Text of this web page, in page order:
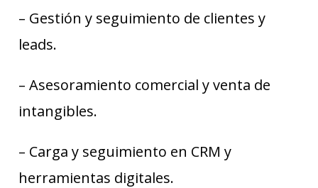
– Gestión y seguimiento de clientes y
leads.
– Asesoramiento comercial y venta de
intangibles.
– Carga y seguimiento en CRM y
herramientas digitales.